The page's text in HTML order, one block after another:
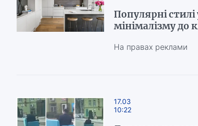
Популярні стилі
мінімалізму до
На правах реклами
17.03
10:22